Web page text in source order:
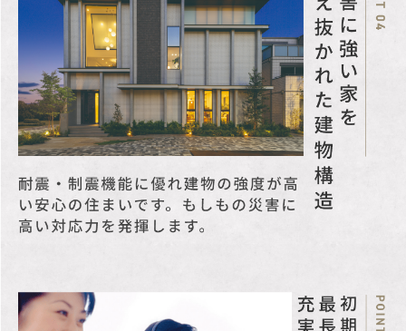
期限
更新日 2026/08/07
次回更新予定日 2026/08/14
い。